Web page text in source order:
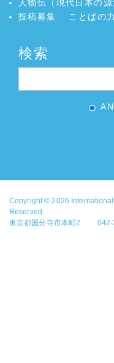
人物伝（現代日本の源
投稿募集
ことばの力
検索
Copyright © 2026
Reserved.
東京都国分寺市本町2 042-